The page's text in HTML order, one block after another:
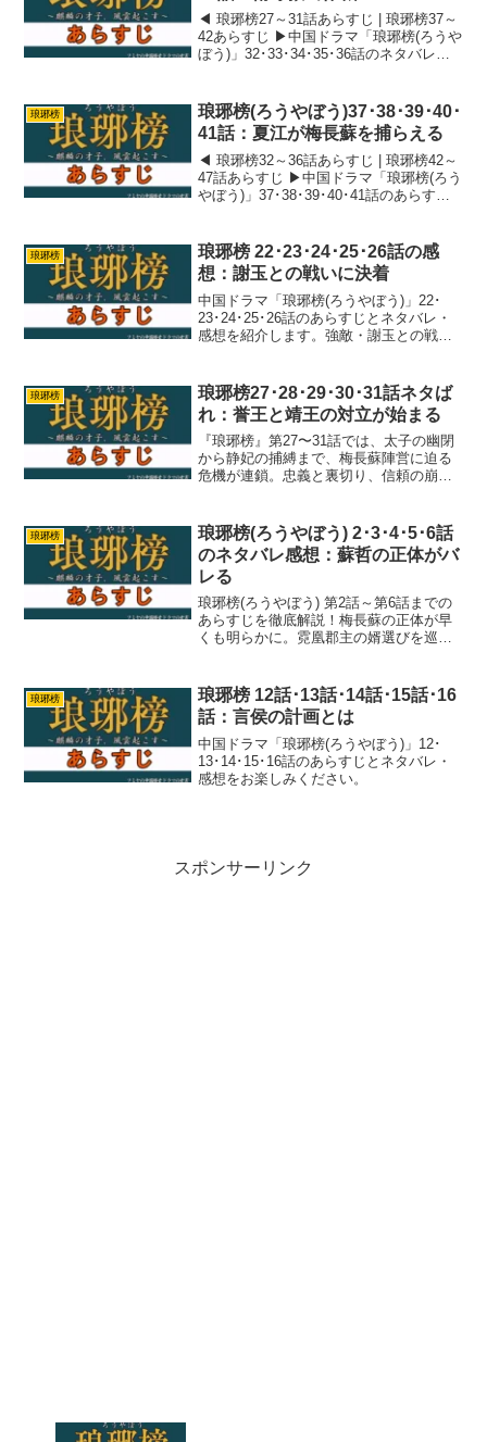
◀ 琅琊榜27～31話あらすじ | 琅琊榜37～
42あらすじ ▶中国ドラマ「琅琊榜(ろうや
ぼう)」32･33･34･35･36話のネタバレ・
王が勝ったとみていいでしょう...
琅琊榜
琅琊榜(ろうやぼう)37･38･39･40･
41話：夏江が梅長蘇を捕らえる
◀ 琅琊榜32～36話あらすじ | 琅琊榜42～
47話あらすじ ▶中国ドラマ「琅琊榜(ろう
やぼう)」37･38･39･40･41話のあらすじ
蘇と靖王の間に溝ができてしま...
琅琊榜
琅琊榜 22･23･24･25･26話の感
想：謝玉との戦いに決着
中国ドラマ「琅琊榜(ろうやぼう)」22･
23･24･25･26話のあらすじとネタバレ・
感想を紹介します。強敵・謝玉との戦い
琅琊榜
琅琊榜27･28･29･30･31話ネタば
れ：誉王と靖王の対立が始まる
『琅琊榜』第27〜31話では、太子の幽閉
から静妃の捕縛まで、梅長蘇陣営に迫る
危機が連鎖。忠義と裏切り、信頼の崩壊
琅琊榜
琅琊榜(ろうやぼう) 2･3･4･5･6話
のネタバレ感想：蘇哲の正体がバ
レる
琅琊榜(ろうやぼう) 第2話～第6話までの
あらすじを徹底解説！梅長蘇の正体が早
くも明らかに。霓凰郡主の婿選びを巡る
聴の方はご注意を！
琅琊榜
琅琊榜 12話･13話･14話･15話･16
話：言侯の計画とは
中国ドラマ「琅琊榜(ろうやぼう)」12･
13･14･15･16話のあらすじとネタバレ・
感想をお楽しみください。
スポンサーリンク